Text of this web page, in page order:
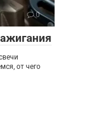
0
от чего